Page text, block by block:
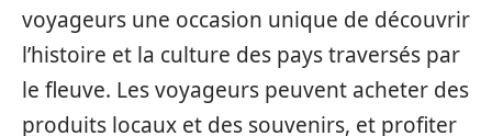
voyageurs une occasion unique de découvrir
l’histoire et la culture des pays traversés par
le fleuve. Les voyageurs peuvent acheter des
produits locaux et des souvenirs, et profiter